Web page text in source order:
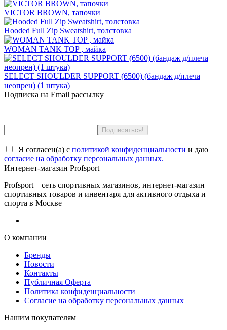
VICTOR BROWN, тапочки
Hooded Full Zip Sweatshirt, толстовка
WOMAN TANK TOP , майка
SELECT SHOULDER SUPPORT (6500) (бандаж д/плеча
неопрен) (1 штука)
Подписка на Email рассылку
Я согласен(a) с политикой конфиденциальности и даю
согласие на обработку персональных данных.
Интернет-магазин Profsport
Profsport – сеть спортивных магазинов, интернет-магазин
спортивных товаров и инвентаря для активного отдыха и
спорта в Москве
О компании
Бренды
Новости
Контакты
Публичная Оферта
Политика конфиденциальности
Согласие на обработку персональных данных
Нашим покупателям